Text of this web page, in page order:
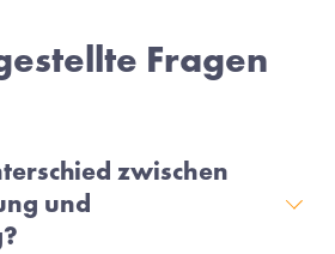
Fragen
zwischen
und